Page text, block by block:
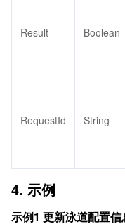
Result Boolean
RequestId String
4. 示例
示例1 更新泳道配置信